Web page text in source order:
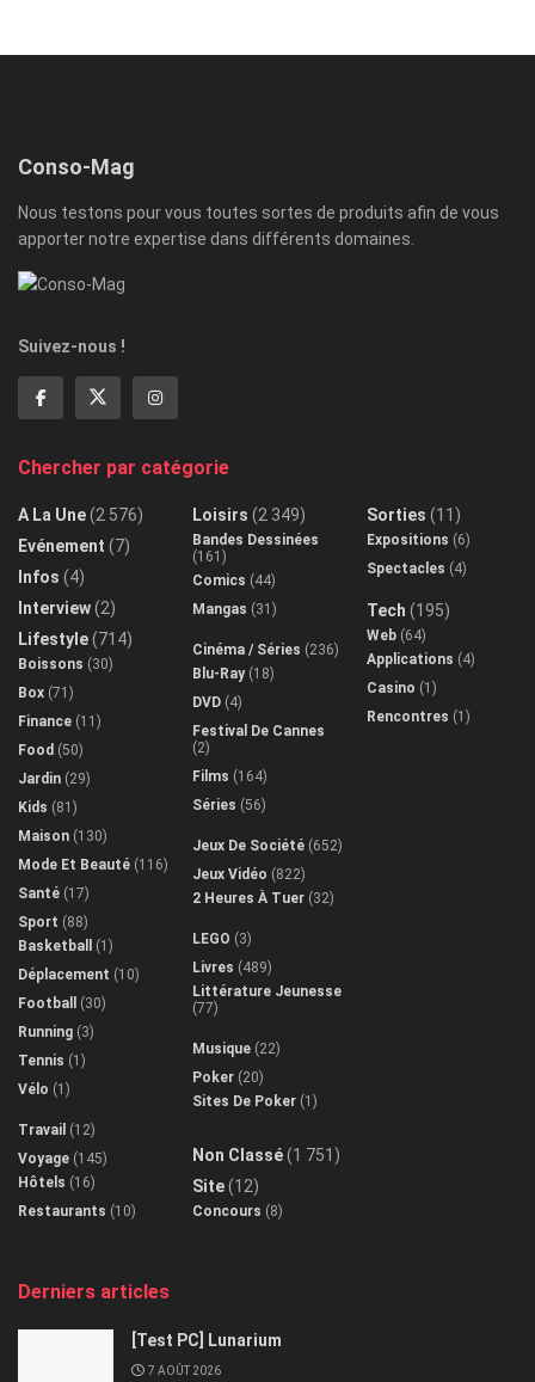
Conso-Mag
Nous testons pour vous toutes sortes de produits afin de vous
apporter notre expertise dans différents domaines.
Suivez-nous !
Chercher par catégorie
A La Une(2 576)
Evénement (7)
Infos (4)
Interview(2)
Lifestyle(714)
Boissons (30)
Box (71)
Finance (11)
Food (50)
Jardin (29)
Kids (81)
Maison (130)
Mode Et Beauté (116)
Santé (17)
Sport (88)
Basketball
(1)
Déplacement (10)
Football
(30)
Running (3)
Tennis (1)
Vélo (1)
Travail (12)
Voyage (145)
Hôtels (16)
Restaurants (10)
Loisirs (2 349)
Bandes Dessinées
(161)
Comics (44)
Mangas (31)
Cinéma / Séries (236)
Blu-Ray(18)
DVD (4)
Festival De Cannes
(2)
Films (164)
Séries (56)
Jeux De Société (652)
Jeux Vidéo (822)
2 Heures À Tuer (32)
LEGO (3)
Livres (489)
Littérature Jeunesse
(77)
Musique (22)
Poker (20)
Sites De Poker (1)
Non Classé(1 751)
Site(12)
Concours (8)
Sorties (11)
Expositions (6)
Spectacles (4)
Tech (195)
Web (64)
Applications (4)
Casino (1)
Rencontres (1)
Derniers articles
[Test PC] Lunarium
7 AOÛT 2026